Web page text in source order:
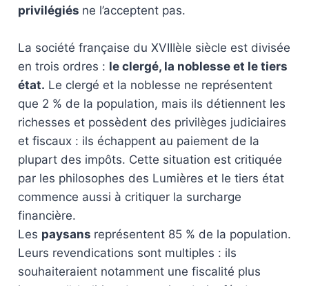
privilégiés ne l’acceptent pas.
La société française du XVIIIèle siècle est divisée
en trois ordres : le clergé, la noblesse et le tiers
état. Le clergé et la noblesse ne représentent
que 2 % de la population, mais ils détiennent les
richesses et possèdent des privilèges judiciaires
et fiscaux : ils échappent au paiement de la
plupart des impôts. Cette situation est critiquée
par les philosophes des Lumières et le tiers état
commence aussi à critiquer la surcharge
financière.
Les paysans représentent 85 % de la population.
Leurs revendications sont multiples : ils
souhaiteraient notamment une fiscalité plus